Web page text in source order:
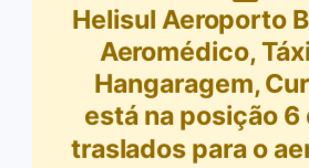
Helisul Aeroporto
Aeromédico,
Hangaragem,
está na posição 6
traslados para o